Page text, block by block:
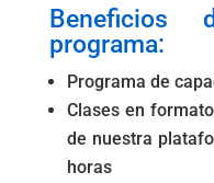
Beneficios
programa:
Programa de
Clases en
de nuestra
horas